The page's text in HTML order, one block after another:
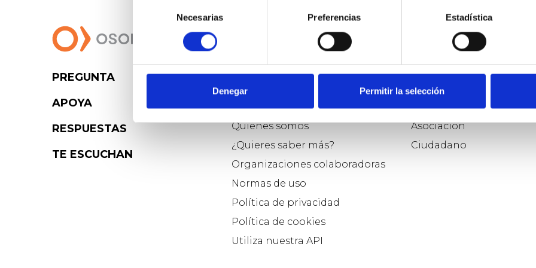
consentimiento
Necesarias Preferencias Estadística
Denegar Permitir la selección
PREGUNTA
APOYA
RESPUESTAS
TE ESCUCHAN
Osoigo
Blog de Osoigo
Quiénes somos
¿Quieres saber más?
Organizaciones colaboradoras
Normas de uso
Política de privacidad
Política de cookies
Utiliza nuestra API
Participar como...
Político
Asociación
Ciudadano